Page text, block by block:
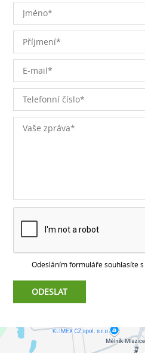
Odesláním formuláře souhlasíte s